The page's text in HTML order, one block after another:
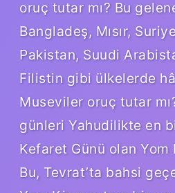
oruç tutar mı? Bu
Bangladeş, Mısır,
Pakistan, Suudi
Filistin gibi ülkelerde
Museviler oruç tutar
günleri Yahudilikte en
Kefaret Günü olan Yom
Bu, Tevrat’ta bahsi